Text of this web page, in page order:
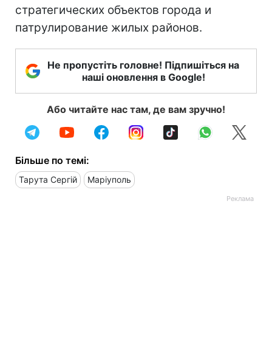
стратегических объектов города и
патрулирование жилых районов.
Не пропустіть головне! Підпишіться на
наші оновлення в Google!
Або читайте нас там, де вам зручно!
Більше по темі:
Тарута Сергій Маріуполь